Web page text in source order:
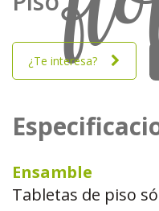
¿Te interesa?
Ensamble
Tabletas de piso